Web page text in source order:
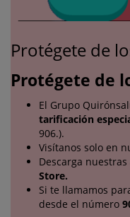
Protégete de
Protégete de
El Grupo
tarificación
906.).
Visítanos solo en
Descarga
Store.
Si te llamamos
desde el número